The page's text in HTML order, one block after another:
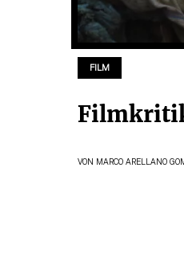
FILM
VON MARCO ARELLANO